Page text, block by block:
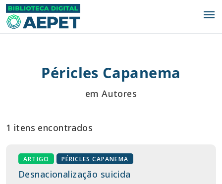
menu
Péricles Capanema
em Autores
1 itens encontrados
ARTIGO PÉRICLES CAPANEMA
Desnacionalização suicida